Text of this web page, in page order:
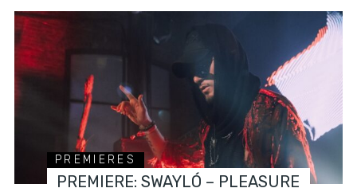
PREMIERES
PREMIERE: SWAYLÓ – PLEASURE